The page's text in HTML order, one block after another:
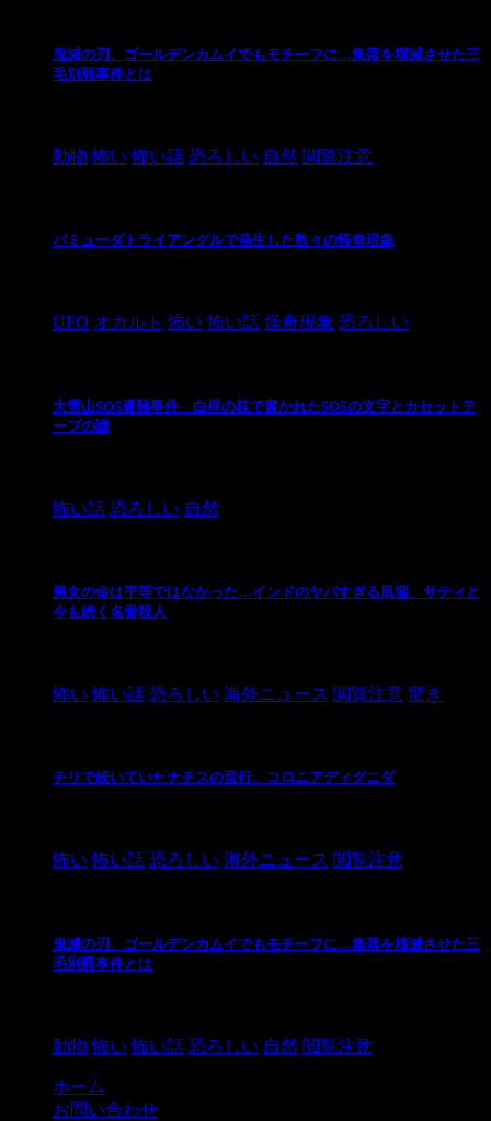
鬼滅の刃、ゴールデンカムイでもモチーフに…集落を壊滅させた三
毛別羆事件とは
動物 怖い 怖い話 恐ろしい 自然 閲覧注意
バミューダトライアングルで発生した数々の怪奇現象
UFO オカルト 怖い 怖い話 怪奇現象 恐ろしい
大雪山SOS遭難事件 白樺の枝で書かれたSOSの文字とカセットテ
ープの謎
怖い話 恐ろしい 自然
男女の命は平等ではなかった…インドのヤバすぎる風習、サティと
今も続く名誉殺人
怖い 怖い話 恐ろしい 海外ニュース 閲覧注意 驚き
チリで続いていたナチスの蛮行、コロニアディグニダ
怖い 怖い話 恐ろしい 海外ニュース 閲覧注意
鬼滅の刃、ゴールデンカムイでもモチーフに…集落を壊滅させた三
毛別羆事件とは
動物 怖い 怖い話 恐ろしい 自然 閲覧注意
ホーム
お問い合わせ